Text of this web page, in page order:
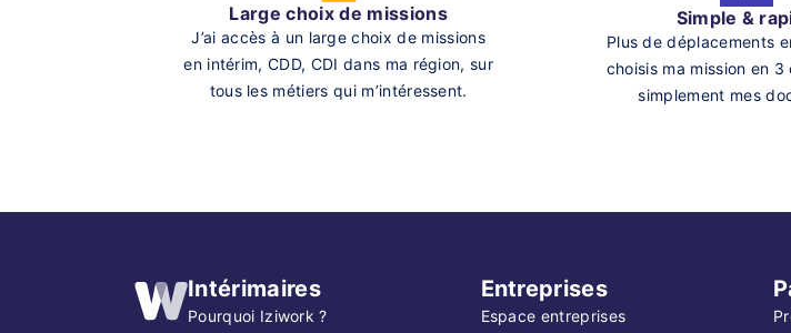
Large choix de missions
J’ai accès à un large choix de missions
en intérim, CDD, CDI dans ma région, sur
tous les métiers qui m’intéressent.
Simple &
Plus de déplacements
choisis ma mission en
simplement mes
Intérimaires
Pourquoi Iziwork ?
Entreprises
Espace entreprises